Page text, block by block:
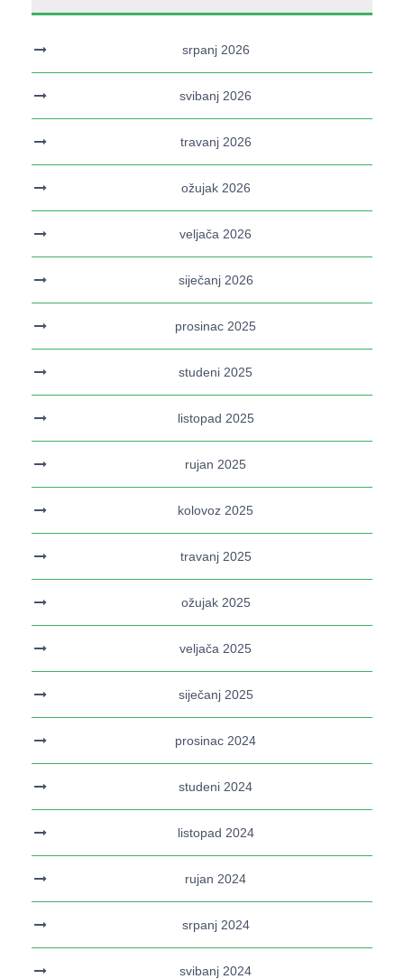
srpanj 2026
svibanj 2026
travanj 2026
ožujak 2026
veljača 2026
siječanj 2026
prosinac 2025
studeni 2025
listopad 2025
rujan 2025
kolovoz 2025
travanj 2025
ožujak 2025
veljača 2025
siječanj 2025
prosinac 2024
studeni 2024
listopad 2024
rujan 2024
srpanj 2024
svibanj 2024